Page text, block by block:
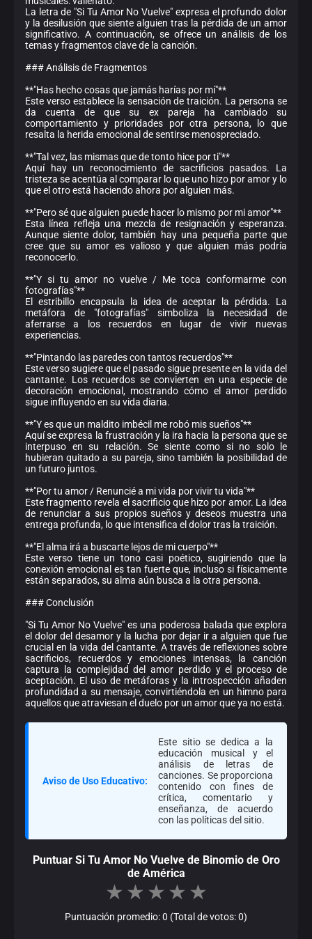
La letra de "Si Tu Amor No Vuelve" expresa el profundo dolor
y la desilusión que siente alguien tras la pérdida de un amor
significativo. A continuación, se ofrece un análisis de los
temas y fragmentos clave de la canción.
### Análisis de Fragmentos
**"Has hecho cosas que jamás harías por mí"**
Este verso establece la sensación de traición. La persona se
da cuenta de que su ex pareja ha cambiado su
comportamiento y prioridades por otra persona, lo que
resalta la herida emocional de sentirse menospreciado.
**"Tal vez, las mismas que de tonto hice por ti"**
Aquí hay un reconocimiento de sacrificios pasados. La
tristeza se acentúa al comparar lo que uno hizo por amor y lo
que el otro está haciendo ahora por alguien más.
**"Pero sé que alguien puede hacer lo mismo por mi amor"**
Esta línea refleja una mezcla de resignación y esperanza.
Aunque siente dolor, también hay una pequeña parte que
cree que su amor es valioso y que alguien más podría
reconocerlo.
**"Y si tu amor no vuelve / Me toca conformarme con
fotografías"**
El estribillo encapsula la idea de aceptar la pérdida. La
metáfora de "fotografías" simboliza la necesidad de
aferrarse a los recuerdos en lugar de vivir nuevas
experiencias.
**"Pintando las paredes con tantos recuerdos"**
Este verso sugiere que el pasado sigue presente en la vida del
cantante. Los recuerdos se convierten en una especie de
decoración emocional, mostrando cómo el amor perdido
sigue influyendo en su vida diaria.
**"Y es que un maldito imbécil me robó mis sueños"**
Aquí se expresa la frustración y la ira hacia la persona que se
interpuso en su relación. Se siente como si no solo le
hubieran quitado a su pareja, sino también la posibilidad de
un futuro juntos.
**"Por tu amor / Renuncié a mi vida por vivir tu vida"**
Este fragmento revela el sacrificio que hizo por amor. La idea
de renunciar a sus propios sueños y deseos muestra una
entrega profunda, lo que intensifica el dolor tras la traición.
**"El alma irá a buscarte lejos de mi cuerpo"**
Este verso tiene un tono casi poético, sugiriendo que la
conexión emocional es tan fuerte que, incluso si físicamente
están separados, su alma aún busca a la otra persona.
### Conclusión
"Si Tu Amor No Vuelve" es una poderosa balada que explora
el dolor del desamor y la lucha por dejar ir a alguien que fue
crucial en la vida del cantante. A través de reflexiones sobre
sacrificios, recuerdos y emociones intensas, la canción
captura la complejidad del amor perdido y el proceso de
aceptación. El uso de metáforas y la introspección añaden
profundidad a su mensaje, convirtiéndola en un himno para
aquellos que atraviesan el duelo por un amor que ya no está.
Aviso de Uso Educativo:
Este sitio se dedica a la
educación musical y el
análisis de letras de
canciones. Se proporciona
contenido con fines de
crítica, comentario y
enseñanza, de acuerdo
con las políticas del sitio.
Puntuar Si Tu Amor No Vuelve de Binomio de Oro
de América
★ ★ ★ ★ ★
Puntuación promedio: 0 (Total de votos: 0)